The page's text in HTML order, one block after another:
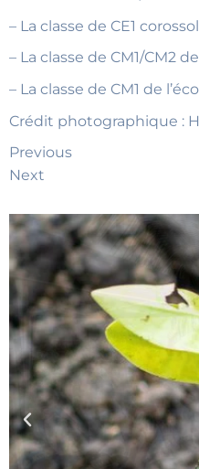
– La classe de CE1
– La classe de CM1/CM2
– La classe de CM1 de
Crédit photographique :
Previous
Next